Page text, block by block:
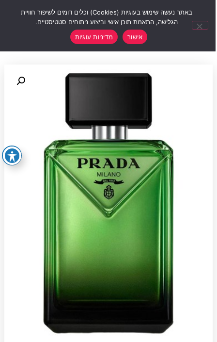
באתר נעשה שימוש בעוגיות (Cookies) וכלים דומים לשיפור חוויית
הגלישה, התאמת תוכן אישי וביצוע ניתוחים סטטיסטיים.
אישור
מדיניות עוגיות